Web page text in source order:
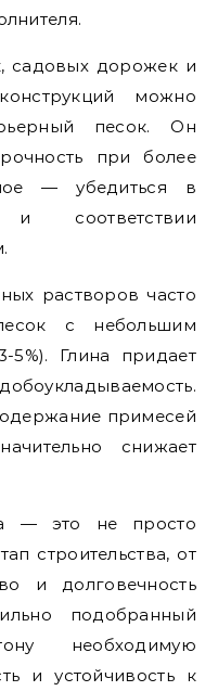
садовых дорожек и
можно
песок. Он
при более
— убедиться в
соответствии
растворов часто
с небольшим
Глина придает
примесей
снижает
— это не просто
строительства, от
и долговечность
подобранный
необходимую
и устойчивость к